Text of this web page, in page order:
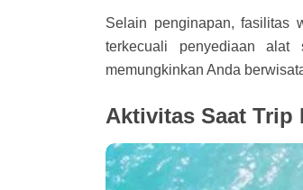
Selain penginapan, fasilitas
terkecuali penyediaan
memungkinkan Anda
Aktivitas Saat Trip